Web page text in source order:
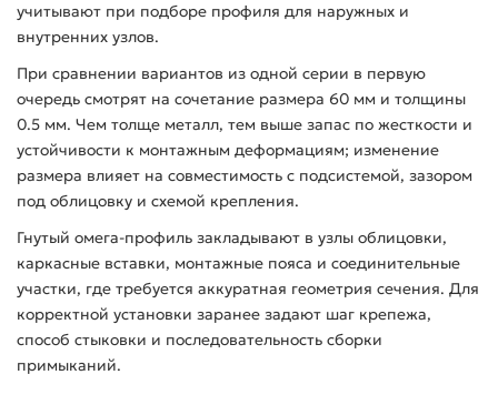
учитывают при подборе профиля для наружных и
внутренних узлов.
При сравнении вариантов из одной серии в первую
очередь смотрят на сочетание размера 60 мм и толщины
0.5 мм. Чем толще металл, тем выше запас по жесткости и
устойчивости к монтажным деформациям; изменение
размера влияет на совместимость с подсистемой, зазором
под облицовку и схемой крепления.
Гнутый омега-профиль закладывают в узлы облицовки,
каркасные вставки, монтажные пояса и соединительные
участки, где требуется аккуратная геометрия сечения. Для
корректной установки заранее задают шаг крепежа,
способ стыковки и последовательность сборки
примыканий.